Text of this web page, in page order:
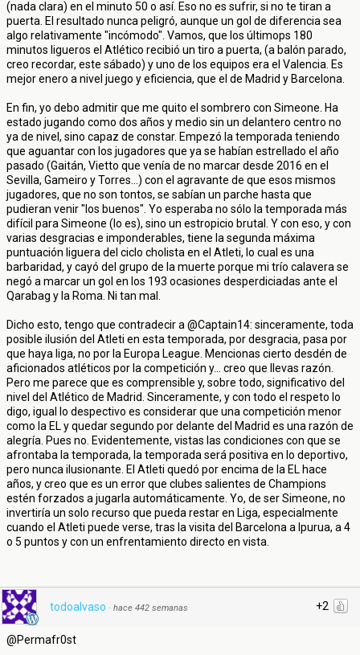
(nada clara) en el minuto 50 o así. Eso no es sufrir, si no te tiran a
puerta. El resultado nunca peligró, aunque un gol de diferencia sea
algo relativamente "incómodo". Vamos, que los últimops 180
minutos ligueros el Atlético recibió un tiro a puerta, (a balón parado,
creo recordar, este sábado) y uno de los equipos era el Valencia. Es
mejor enero a nivel juego y eficiencia, que el de Madrid y Barcelona.
En fin, yo debo admitir que me quito el sombrero con Simeone. Ha
estado jugando como dos años y medio sin un delantero centro no
ya de nivel, sino capaz de constar. Empezó la temporada teniendo
que aguantar con los jugadores que ya se habían estrellado el año
pasado (Gaitán, Vietto que venía de no marcar desde 2016 en el
Sevilla, Gameiro y Torres...) con el agravante de que esos mismos
jugadores, que no son tontos, se sabían un parche hasta que
pudieran venir "los buenos". Yo esperaba no sólo la temporada más
difícil para Simeone (lo es), sino un estropicio brutal. Y con eso, y con
varias desgracias e imponderables, tiene la segunda máxima
puntuación liguera del ciclo cholista en el Atleti, lo cual es una
barbaridad, y cayó del grupo de la muerte porque mi trío calavera se
negó a marcar un gol en los 193 ocasiones desperdiciadas ante el
Qarabag y la Roma. Ni tan mal.
Dicho esto, tengo que contradecir a @Captain14: sinceramente, toda
posible ilusión del Atleti en esta temporada, por desgracia, pasa por
que haya liga, no por la Europa League. Mencionas cierto desdén de
aficionados atléticos por la competición y... creo que llevas razón.
Pero me parece que es comprensible y, sobre todo, significativo del
nivel del Atlético de Madrid. Sinceramente, y con todo el respeto lo
digo, igual lo despectivo es considerar que una competición menor
como la EL y quedar segundo por delante del Madrid es una razón de
alegría. Pues no. Evidentemente, vistas las condiciones con que se
afrontaba la temporada, la temporada será positiva en lo deportivo,
pero nunca ilusionante. El Atleti quedó por encima de la EL hace
años, y creo que es un error que clubes salientes de Champions
estén forzados a jugarla automáticamente. Yo, de ser Simeone, no
invertiría un solo recurso que pueda restar en Liga, especialmente
cuando el Atleti puede verse, tras la visita del Barcelona a Ipurua, a 4
o 5 puntos y con un enfrentamiento directo en vista.
+2
todoalvaso · hace 442 semanas
@Permafr0st